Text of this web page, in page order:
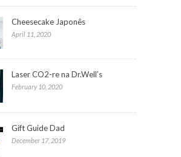
Cheesecake Japonês
April 11, 2020
Laser CO2-re na Dr.Well’s
February 10, 2020
Gift Guide Dad
December 17, 2019